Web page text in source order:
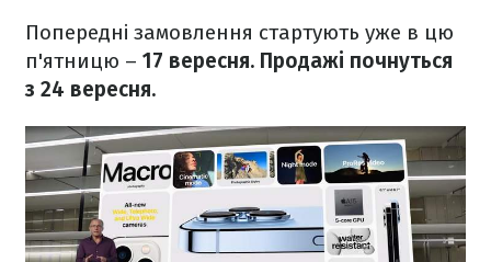
Попередні замовлення стартують уже в цю
п'ятницю – 17 вересня. Продажі почнуться
з 24 вересня.